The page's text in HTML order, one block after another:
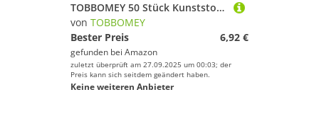
TOBBOMEY 50 Stück Kunststoff Klappdeckel Flaschendeckel Ersatzverschluss für Kosmetikflaschen Gewinde Langlebig und Stabil Geeignet für Lotionen Cremes Einfache Handhabung ohne
von TOBBOMEY
Bester Preis
6,92 €
gefunden bei Amazon
zuletzt überprüft am 27.09.2025 um 00:03; der
Preis kann sich seitdem geändert haben.
Keine weiteren Anbieter